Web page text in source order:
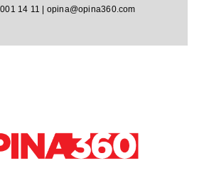
14 11 | opina@opina360.com